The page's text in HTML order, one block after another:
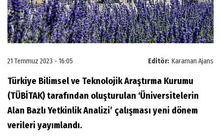
Editör: Karaman Ajans
21 Temmuz 2023 - 16:05
Türkiye Bilimsel ve Teknolojik Araştırma Kurumu
(TÜBİTAK) tarafından oluşturulan ‘Üniversitelerin
Alan Bazlı Yetkinlik Analizi’ çalışması yeni dönem
verileri yayımlandı.